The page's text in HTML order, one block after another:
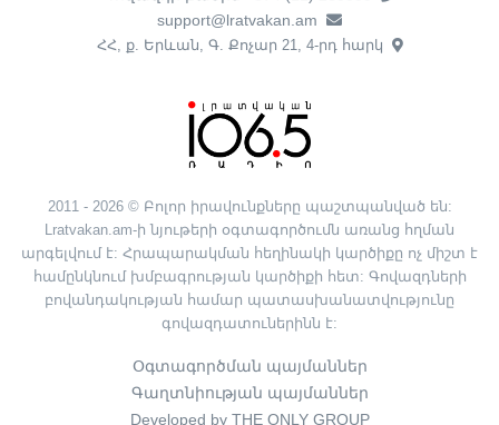
support@lratvakan.am
ՀՀ, ք. Երևան, Գ. Քոչար 21, 4-րդ հարկ
2011 - 2026 © Բոլոր իրավունքները պաշտպանված են:
Lratvakan.am-ի նյութերի օգտագործումն առանց հղման
արգելվում է: Հրապարակման հեղինակի կարծիքը ոչ միշտ է
համընկնում խմբագրության կարծիքի հետ: Գովազդների
բովանդակության համար պատասխանատվությունը
գովազդատուներինն է:
Օգտագործման պայմաններ
Գաղտնիության պայմաններ
Developed by THE ONLY GROUP